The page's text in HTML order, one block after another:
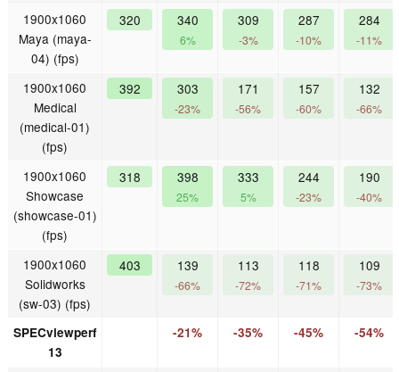
1900x1060
Maya (maya-
04) (fps)
320 340
6%
309
-3%
287
-10%
284
-11%
1900x1060
Medical
(medical-01)
(fps)
392 303
-23%
171
-56%
157
-60%
132
-66%
1900x1060
Showcase
(showcase-01)
(fps)
318 398
25%
333
5%
244
-23%
190
-40%
1900x1060
Solidworks
(sw-03) (fps)
403 139
-66%
113
-72%
118
-71%
109
-73%
SPECviewperf
13
-21% -35% -45% -54%